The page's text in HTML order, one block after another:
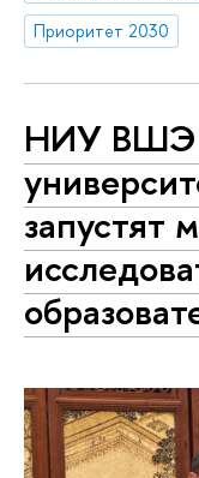
Приоритет 2030
НИУ ВШЭ
запустят